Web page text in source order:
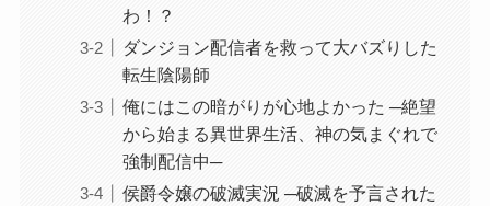
わ！？
ダンジョン配信者を救って大バズりした
転生陰陽師
俺にはこの暗がりが心地よかった ─絶望
から始まる異世界生活、神の気まぐれで
強制配信中─
侯爵令嬢の破滅実況 ─破滅を予言された